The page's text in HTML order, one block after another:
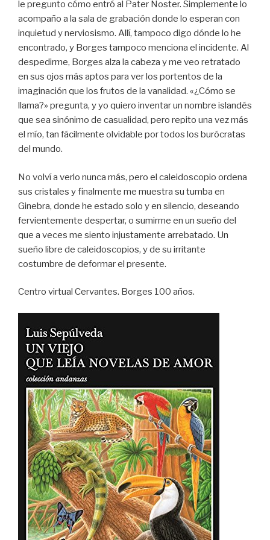
le pregunto cómo entró al Pater Noster. Simplemente lo
acompaño a la sala de grabación donde lo esperan con
inquietud y nerviosismo. Allí, tampoco digo dónde lo he
encontrado, y Borges tampoco menciona el incidente. Al
despedirme, Borges alza la cabeza y me veo retratado
en sus ojos más aptos para ver los portentos de la
imaginación que los frutos de la vanalidad. «¿Cómo se
llama?» pregunta, y yo quiero inventar un nombre islandés
que sea sinónimo de casualidad, pero repito una vez más
el mío, tan fácilmente olvidable por todos los burócratas
del mundo.
No volví a verlo nunca más, pero el caleidoscopio ordena
sus cristales y finalmente me muestra su tumba en
Ginebra, donde he estado solo y en silencio, deseando
fervientemente despertar, o sumirme en un sueño del
que a veces me siento injustamente arrebatado. Un
sueño libre de caleidoscopios, y de su irritante
costumbre de deformar el presente.
Centro virtual Cervantes. Borges 100 años.